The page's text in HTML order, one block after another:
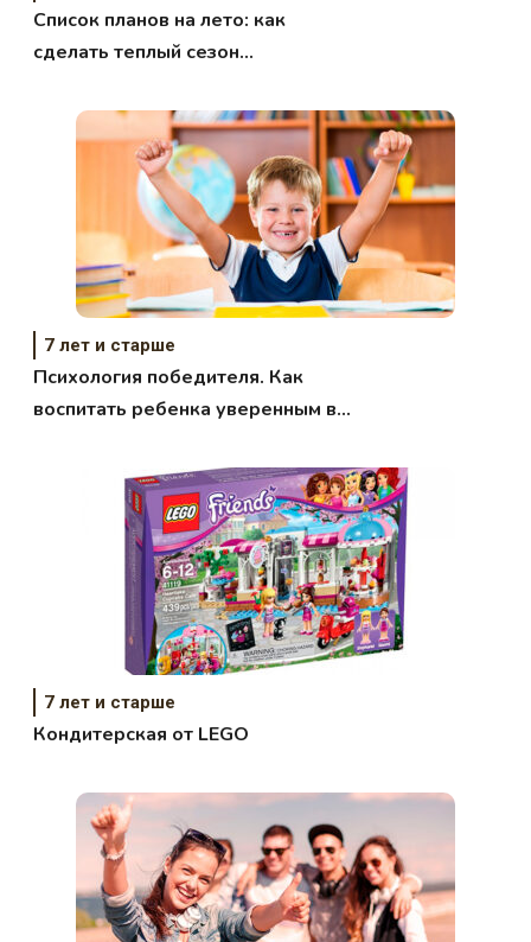
Список планов на лето: как
сделать теплый сезон
7 лет и старше
Психология победителя. Как
воспитать ребенка уверенным в
7 лет и старше
Кондитерская от LEGO